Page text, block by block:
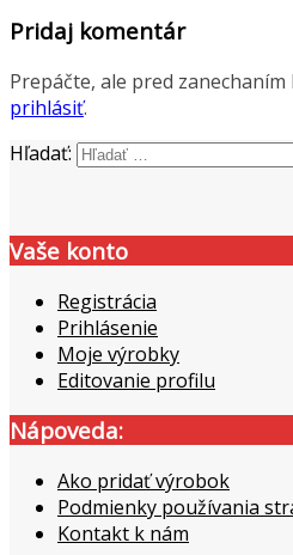
Pridaj komentár
Prepáčte, ale pred
prihlásiť.
Hľadať:
Vaše konto
Registrácia
Prihlásenie
Moje výrobky
Editovanie profilu
Nápoveda:
Ako pridať výrobok
Podmienky používania
Kontakt k nám